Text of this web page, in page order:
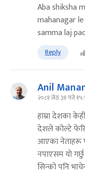
Aba shiksha
mahanagar
samma laj
Reply
Anil
२०८१ जेठ ३१ गते
हाम्रा देशका
देशले कोल्टे
आएका नेताहरू
नपाएसम यो
सिन्को पनि